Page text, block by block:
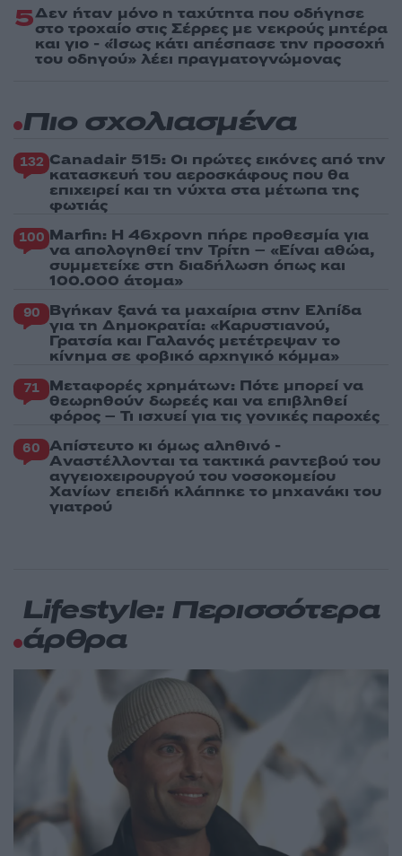
5Δεν ήταν μόνο η ταχύτητα που οδήγησε
στο τροχαίο στις Σέρρες με νεκρούς μητέρα
και γιο - «Ίσως κάτι απέσπασε την προσοχή
του οδηγού» λέει πραγματογνώμονας
Πιο σχολιασμένα
132 Canadair 515: Οι πρώτες εικόνες από την
κατασκευή του αεροσκάφους που θα
επιχειρεί και τη νύχτα στα μέτωπα της
φωτιάς
100 Marfin: Η 46χρονη πήρε προθεσμία για
να απολογηθεί την Τρίτη – «Είναι αθώα,
συμμετείχε στη διαδήλωση όπως και
100.000 άτομα»
90 Βγήκαν ξανά τα μαχαίρια στην Ελπίδα
για τη Δημοκρατία: «Καρυστιανού,
Γρατσία και Γαλανός μετέτρεψαν το
κίνημα σε φοβικό αρχηγικό κόμμα»
71 Μεταφορές χρημάτων: Πότε μπορεί να
θεωρηθούν δωρεές και να επιβληθεί
φόρος – Τι ισχυεί για τις γονικές παροχές
60 Απίστευτο κι όμως αληθινό -
Aναστέλλονται τα τακτικά ραντεβού του
αγγειοχειρουργού του νοσοκομείου
Χανίων επειδή κλάπηκε το μηχανάκι του
γιατρού
Lifestyle: Περισσότερα
άρθρα